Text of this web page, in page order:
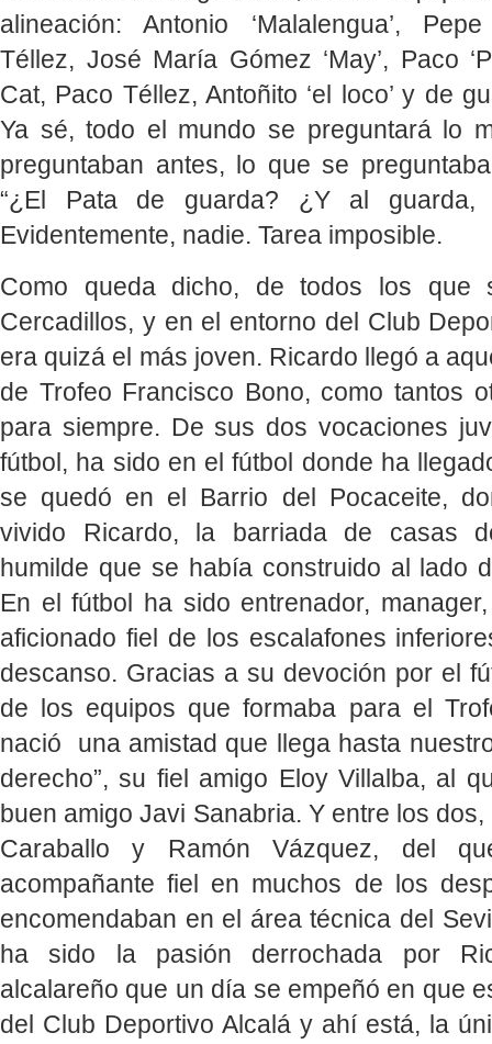
alineación: Antonio ‘Malalengua’,
Téllez, José María Gómez ‘May’, Paco
Cat, Paco Téllez, Antoñito ‘el loco’ y de
Ya sé, todo el mundo se preguntará lo
preguntaban antes, lo que se
“¿El Pata de guarda? ¿Y al guarda,
Evidentemente, nadie. Tarea imposible.
Como queda dicho, de todos los que
Cercadillos, y en el entorno del Club
era quizá el más joven. Ricardo llegó a
de Trofeo Francisco Bono, como tantos
para siempre. De sus dos vocaciones
fútbol, ha sido en el fútbol donde ha
se quedó en el Barrio del Pocaceite,
vivido Ricardo, la barriada de casas
humilde que se había construido al lado
En el fútbol ha sido entrenador,
aficionado fiel de los escalafones
descanso. Gracias a su devoción por el
de los equipos que formaba para el
nació una amistad que llega hasta
derecho”, su fiel amigo Eloy Villalba, al
buen amigo Javi Sanabria. Y entre los
Caraballo y Ramón Vázquez, del
acompañante fiel en muchos de los
encomendaban en el área técnica del
ha sido la pasión derrochada por
alcalareño que un día se empeñó en que
del Club Deportivo Alcalá y ahí está, la